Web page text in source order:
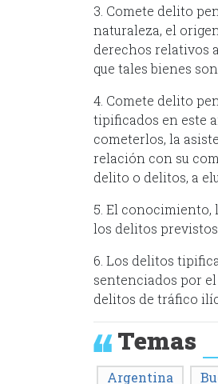
3. Comete delito
naturaleza, el
derechos relativos
que tales bienes
4. Comete delito
tipificados en este
cometerlos, la
relación con su
delito o
5. El conocimiento,
los delitos
6. Los delitos
sentenciados por
delitos de tráfico
Temas
Argentina